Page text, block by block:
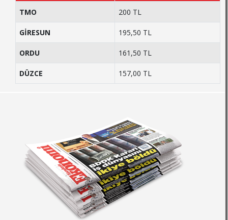
TMO 200 TL
GİRESUN 195,50 TL
ORDU 161,50 TL
DÜZCE 157,00 TL